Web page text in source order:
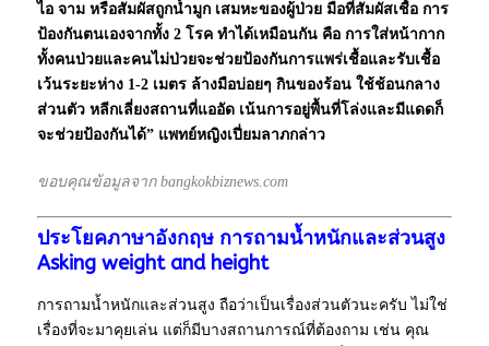
ไอ จาม หรือสัมผัสถูกน้ำมูก เสมหะของผู้ป่วย มือที่สัมผัสเชื้อ การ
ป้องกันตนเองจากทั้ง 2 โรค ทำได้เหมือนกัน คือ การใส่หน้ากาก
ทั้งคนป่วยและคนไม่ป่วยจะช่วยป้องกันการแพร่เชื้อและรับเชื้อ
เว้นระยะห่าง 1-2 เมตร ล้างมือบ่อยๆ กินของร้อน ใช้ช้อนกลาง
ส่วนตัว หลีกเลี่ยงสถานที่แออัด เน้นการอยู่พื้นที่โล่งและมีแดดก็
จะช่วยป้องกันได้” แพทย์หญิงเปี่ยมลาภกล่าว
ขอบคุณข้อมูลจาก bangkokbiznews.com
ประโยคภาษาอังกฤษ การถามน้ำหนักและส่วนสูง
Asking weight and height
การถามน้ำหนักและส่วนสูง ถือว่าเป็นเรื่องส่วนตัวนะครับ ไม่ใช่
เรื่องที่จะมาคุยเล่น แต่ก็มีบางสถานการณ์ที่ต้องถาม เช่น คุณ